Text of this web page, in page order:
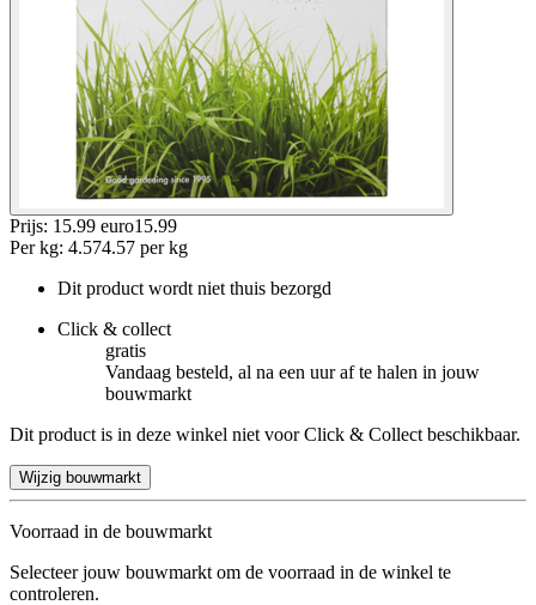
Prijs: 15.99 euro15.99
Per kg: 4.574.57 per kg
Dit product wordt niet thuis bezorgd
Click & collect
gratis
Vandaag besteld, al na een uur af te halen in jouw
bouwmarkt
Dit product is in deze winkel niet voor Click & Collect beschikbaar.
Wijzig bouwmarkt
Voorraad in de bouwmarkt
Selecteer jouw bouwmarkt om de voorraad in de winkel te
controleren.